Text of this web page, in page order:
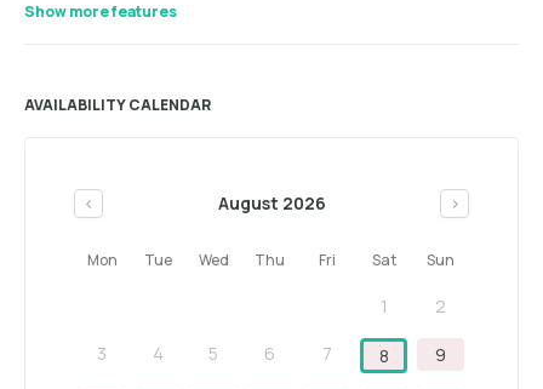
Show more features
AVAILABILITY CALENDAR
< August 2026 >
Mon Tue Wed Thu Fri Sat Sun
1 2
3 4 5 6 7 8 9